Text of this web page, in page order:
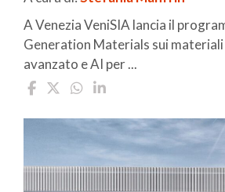
A Venezia VeniSIA lancia il
Generation Materials sui
avanzato e AI per ...